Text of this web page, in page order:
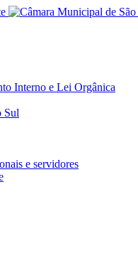
Interno e Lei Orgânica
Sul
e servidores